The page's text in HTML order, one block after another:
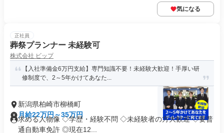
気になる
正社員
葬祭プランナー 未経験可
株式会社 ビップ
【入社準備金6万円支給】専門知識不要！未経験大歓迎！手厚い研
修制度で、2～5年かけてあなた...
新潟県柏崎市柳橋町
月給22万円～35万円
求める人物像 ◇学歴・経験不問 ◇未経験者の方大歓迎 ◇要普
通自動車免許 ◎現在12...